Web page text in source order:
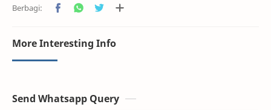
More Interesting Info
Send Whatsapp Query